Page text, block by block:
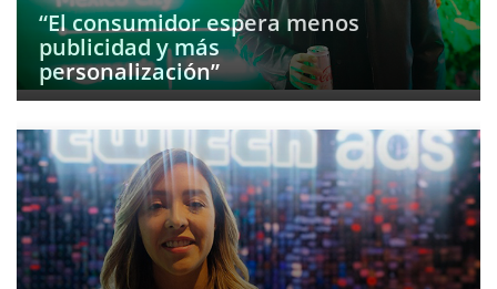
“El consumidor espera menos
publicidad y más
personalización”